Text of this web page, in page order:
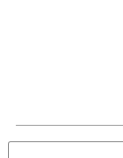
Právne
Podmienky